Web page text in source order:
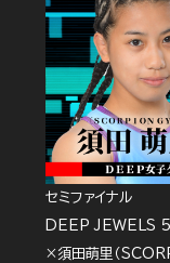
セミファイナル
DEEP JEWELS
×須田萌里（